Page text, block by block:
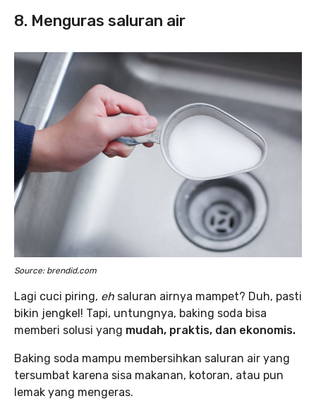
8. Menguras saluran air
Source: brendid.com
Lagi cuci piring, eh saluran airnya mampet? Duh, pasti
bikin jengkel! Tapi, untungnya, baking soda bisa
memberi solusi yang mudah, praktis, dan ekonomis.
Baking soda mampu membersihkan saluran air yang
tersumbat karena sisa makanan, kotoran, atau pun
lemak yang mengeras.